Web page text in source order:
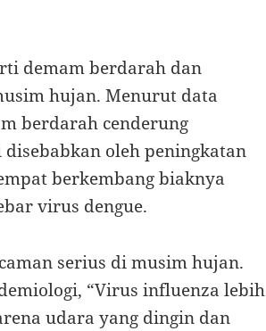
demam berdarah dan
hujan. Menurut data
berdarah cenderung
oleh peningkatan
berkembang biaknya
virus dengue.
serius di musim hujan.
“Virus influenza lebih
udara yang dingin dan